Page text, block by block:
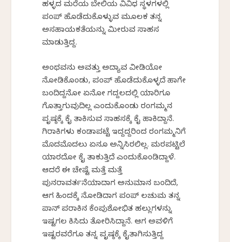
ಹಳ್ಳದ ಮರೆಯ ಬೇಲಿಯ ವಿವಿಧ ಸ್ಥಳಗಳಲ್ಲಿ
ಪಂಪ್ ಹೊಡೆದುಕೊಳ್ಳುವ ಮೂಲಕ ತನ್ನ
ಅಸಹಾಯಕತೆಯನ್ನು ಮೀರುವ ಸಾಹಸ
ಮಾಡುತ್ತಿದ್ದ.
ಅಂಥವನು ಅವತ್ತು ಅದ್ಯಾವ ವೀಡಿಯೋ
ನೋಡಿಕೊಂಡು, ಪಂಪ್ ಹೊಡೆದುಕೊಳ್ಳದೆ ಹಾಗೇ
ಬಂದಿದ್ದನೋ ಏನೋ ಗದ್ದಲದಲ್ಲಿ ಯಾರಿಗೂ
ಗೊತ್ತಾಗುವುದಿಲ್ಲ ಎಂದುಕೊಂಡು ರಂಗಮ್ಮನ
ಪೃಷ್ಠಕ್ಕೆ ಕೈ ತಾಕಿಸುವ ಸಾಹಸಕ್ಕೆ ಕೈ ಹಾಕಿದ್ದಾನೆ.
ಗಿರಾಕಿಗಳು ಕಂಡಾಪಟ್ಟೆ ಇದ್ದದ್ದರಿಂದ ರಂಗಮ್ಮನಿಗೆ
ಮೊದಮೊದಲು ಏನೂ ಅನ್ನಿಸಿರಲಿಲ್ಲ. ಮರಪಟ್ಟಿಲೆ
ಯಾರದೋ ಕೈ ತಾಕುತ್ತಿದೆ ಎಂದುಕೊಂಡಿದ್ದಾಳೆ.
ಆದರೆ ಈ ಚೇಷ್ಟೆ ಮತ್ತೆ ಮತ್ತೆ
ಪುನರಾವರ್ತನೆಯಾದಾಗ ಅನುಮಾನ ಬಂದಿದೆ,
ಆಗ ಹಿಂದಕ್ಕೆ ನೋಡಿದಾಗ ಪಂಪ್ ಲಚುಮ ತನ್ನ
ಪಾನ್ ಪರಾಕಿನ ಕೆಂಪುಶೋಭಿತ ಹಲ್ಲುಗಳನ್ನು
ಇಷ್ಟಗಲ ಕಿಸಿದು ತೋರಿಸಿದ್ದಾನೆ. ಆಗ ಅವಳಿಗೆ
ಇಷ್ಟರವರೆಗೂ ತನ್ನ ಪೃಷ್ಠಕ್ಕೆ ಕೈತಾಗಿಸುತ್ತಿದ್ದ